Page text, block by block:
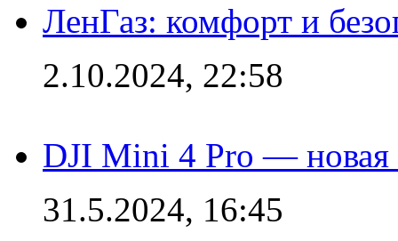
ЛенГаз: комфорт и
2.10.2024, 22:58
DJI Mini 4 Pro — новая
31.5.2024, 16:45